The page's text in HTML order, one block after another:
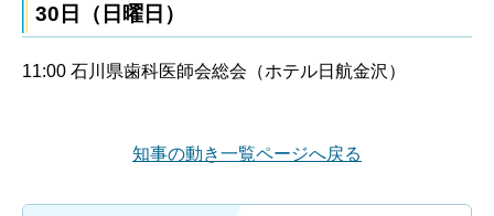
30日（日曜日）
11:00 石川県歯科医師会総会（ホテル日航金沢）
知事の動き一覧ページへ戻る